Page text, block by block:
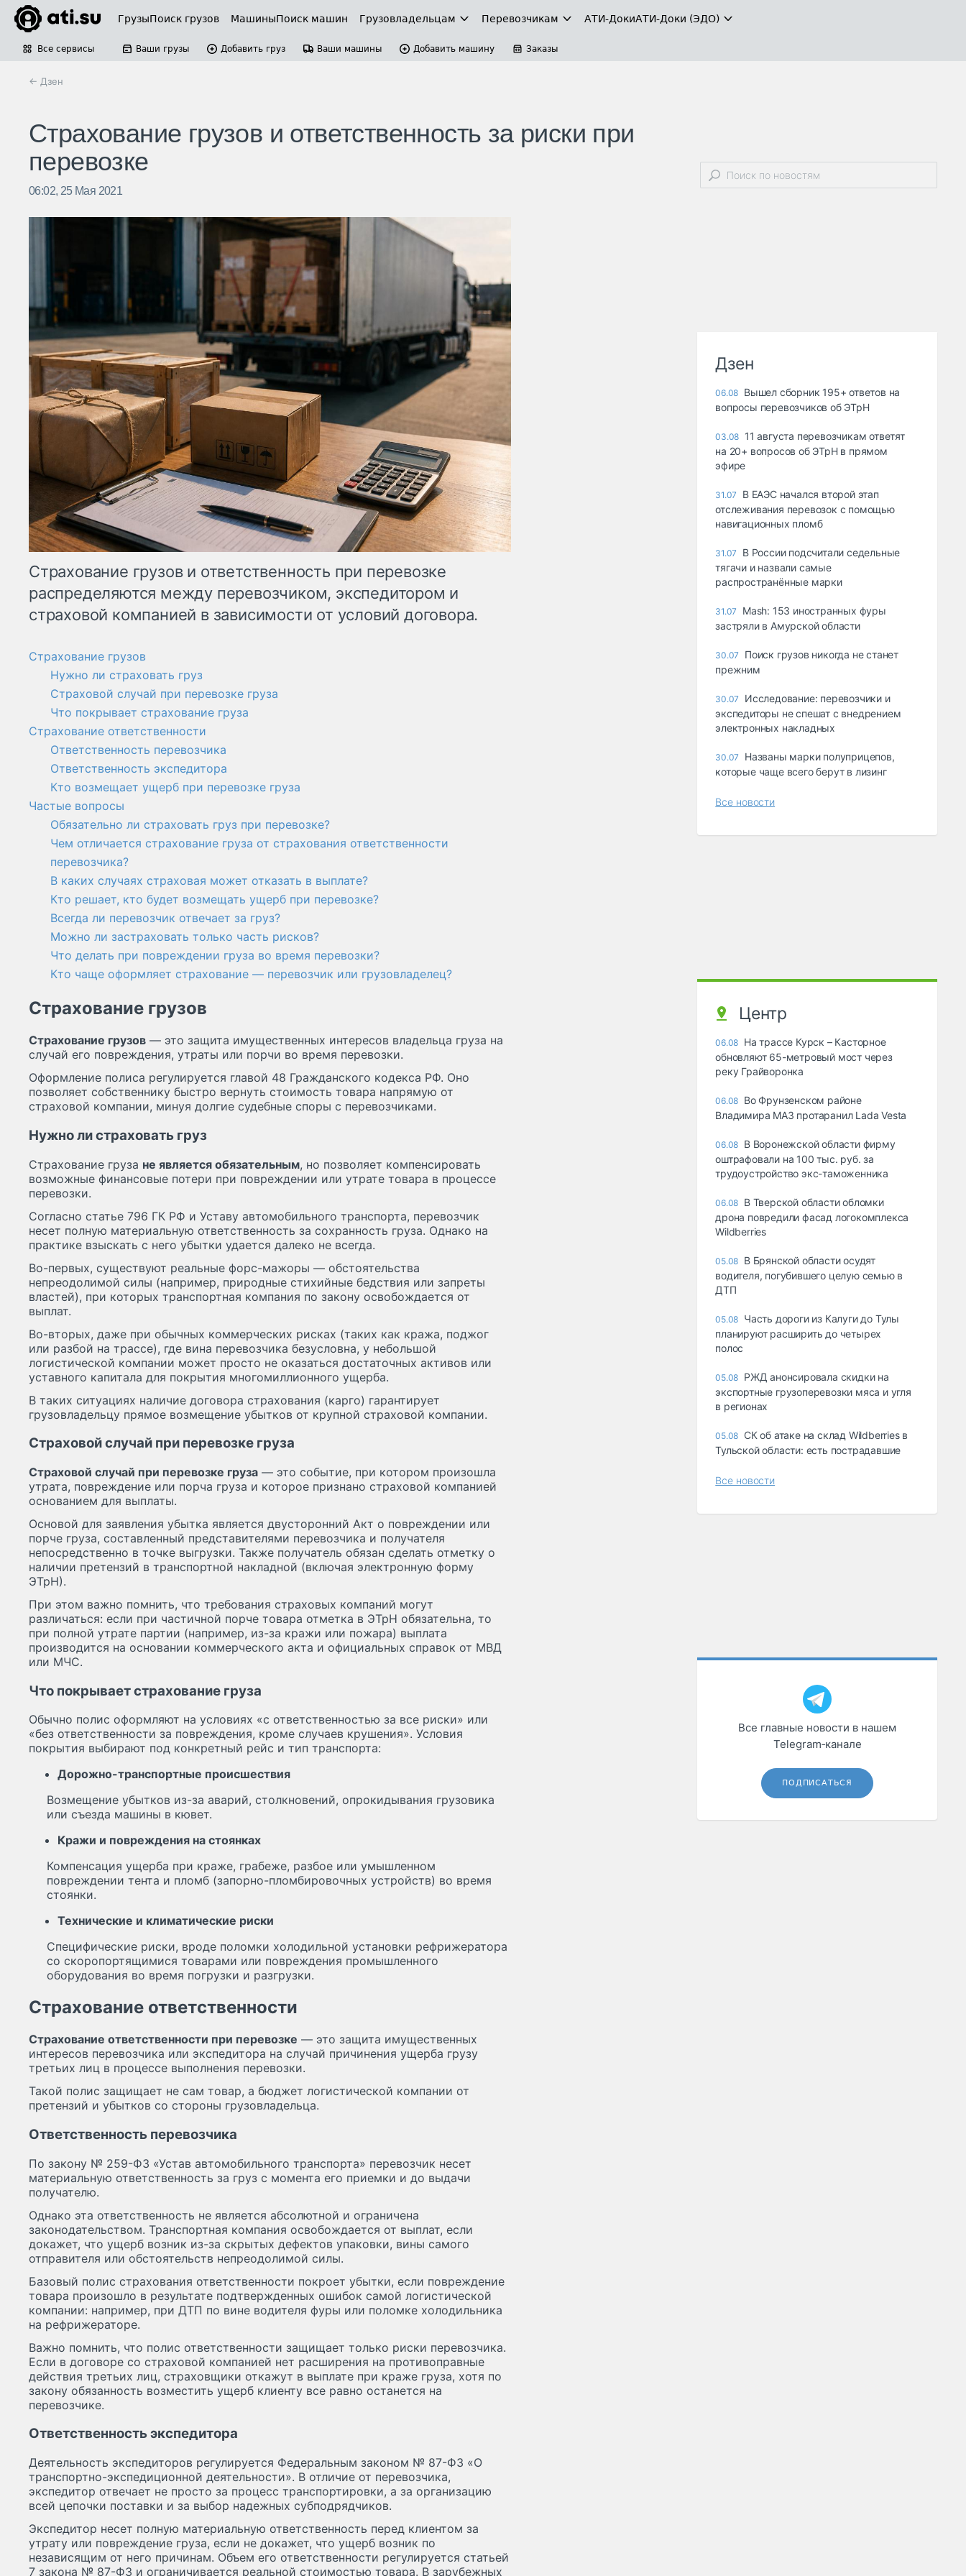
ГрузыПоиск грузов МашиныПоиск машин Грузовладельцам Перевозчикам АТИ-ДокиАТИ-Доки (ЭДО)
Все сервисы Ваши грузы Добавить груз Ваши машины Добавить машину Заказы
← Дзен
Страхование грузов и ответственность за риски при
перевозке
06:02, 25 Мая 2021
Страхование грузов и ответственность при перевозке
распределяются между перевозчиком, экспедитором и
страховой компанией в зависимости от условий договора.
Страхование грузов
Нужно ли страховать груз
Страховой случай при перевозке груза
Что покрывает страхование груза
Страхование ответственности
Ответственность перевозчика
Ответственность экспедитора
Кто возмещает ущерб при перевозке груза
Частые вопросы
Обязательно ли страховать груз при перевозке?
Чем отличается страхование груза от страхования ответственности
перевозчика?
В каких случаях страховая может отказать в выплате?
Кто решает, кто будет возмещать ущерб при перевозке?
Всегда ли перевозчик отвечает за груз?
Можно ли застраховать только часть рисков?
Что делать при повреждении груза во время перевозки?
Кто чаще оформляет страхование — перевозчик или грузовладелец?
Страхование грузов
Страхование грузов — это защита имущественных интересов владельца груза на
случай его повреждения, утраты или порчи во время перевозки.
Оформление полиса регулируется главой 48 Гражданского кодекса РФ. Оно
позволяет собственнику быстро вернуть стоимость товара напрямую от
страховой компании, минуя долгие судебные споры с перевозчиками.
Нужно ли страховать груз
Страхование груза не является обязательным, но позволяет компенсировать
возможные финансовые потери при повреждении или утрате товара в процессе
перевозки.
Согласно статье 796 ГК РФ и Уставу автомобильного транспорта, перевозчик
несет полную материальную ответственность за сохранность груза. Однако на
практике взыскать с него убытки удается далеко не всегда.
Во-первых, существуют реальные форс-мажоры — обстоятельства
непреодолимой силы (например, природные стихийные бедствия или запреты
властей), при которых транспортная компания по закону освобождается от
выплат.
Во-вторых, даже при обычных коммерческих рисках (таких как кража, поджог
или разбой на трассе), где вина перевозчика безусловна, у небольшой
логистической компании может просто не оказаться достаточных активов или
уставного капитала для покрытия многомиллионного ущерба.
В таких ситуациях наличие договора страхования (карго) гарантирует
грузовладельцу прямое возмещение убытков от крупной страховой компании.
Страховой случай при перевозке груза
Страховой случай при перевозке груза — это событие, при котором произошла
утрата, повреждение или порча груза и которое признано страховой компанией
основанием для выплаты.
Основой для заявления убытка является двусторонний Акт о повреждении или
порче груза, составленный представителями перевозчика и получателя
непосредственно в точке выгрузки. Также получатель обязан сделать отметку о
наличии претензий в транспортной накладной (включая электронную форму
ЭТрН).
При этом важно помнить, что требования страховых компаний могут
различаться: если при частичной порче товара отметка в ЭТрН обязательна, то
при полной утрате партии (например, из-за кражи или пожара) выплата
производится на основании коммерческого акта и официальных справок от МВД
или МЧС.
Что покрывает страхование груза
Обычно полис оформляют на условиях «с ответственностью за все риски» или
«без ответственности за повреждения, кроме случаев крушения». Условия
покрытия выбирают под конкретный рейс и тип транспорта:
Дорожно-транспортные происшествия
Возмещение убытков из-за аварий, столкновений, опрокидывания грузовика
или съезда машины в кювет.
Кражи и повреждения на стоянках
Компенсация ущерба при краже, грабеже, разбое или умышленном
повреждении тента и пломб (запорно-пломбировочных устройств) во время
стоянки.
Технические и климатические риски
Специфические риски, вроде поломки холодильной установки рефрижератора
со скоропортящимися товарами или повреждения промышленного
оборудования во время погрузки и разгрузки.
Страхование ответственности
Страхование ответственности при перевозке — это защита имущественных
интересов перевозчика или экспедитора на случай причинения ущерба грузу
третьих лиц в процессе выполнения перевозки.
Такой полис защищает не сам товар, а бюджет логистической компании от
претензий и убытков со стороны грузовладельца.
Ответственность перевозчика
По закону № 259-ФЗ «Устав автомобильного транспорта» перевозчик несет
материальную ответственность за груз с момента его приемки и до выдачи
получателю.
Однако эта ответственность не является абсолютной и ограничена
законодательством. Транспортная компания освобождается от выплат, если
докажет, что ущерб возник из-за скрытых дефектов упаковки, вины самого
отправителя или обстоятельств непреодолимой силы.
Базовый полис страхования ответственности покроет убытки, если повреждение
товара произошло в результате подтвержденных ошибок самой логистической
компании: например, при ДТП по вине водителя фуры или поломке холодильника
на рефрижераторе.
Важно помнить, что полис ответственности защищает только риски перевозчика.
Если в договоре со страховой компанией нет расширения на противоправные
действия третьих лиц, страховщики откажут в выплате при краже груза, хотя по
закону обязанность возместить ущерб клиенту все равно останется на
перевозчике.
Ответственность экспедитора
Деятельность экспедиторов регулируется Федеральным законом № 87-ФЗ «О
транспортно-экспедиционной деятельности». В отличие от перевозчика,
экспедитор отвечает не просто за процесс транспортировки, а за организацию
всей цепочки поставки и за выбор надежных субподрядчиков.
Экспедитор несет полную материальную ответственность перед клиентом за
утрату или повреждение груза, если не докажет, что ущерб возник по
независящим от него причинам. Объем его ответственности регулируется статьей
7 закона № 87-ФЗ и ограничивается реальной стоимостью товара. В зарубежных
Дзен
06.08 Вышел сборник 195+ ответов на
вопросы перевозчиков об ЭТрН
03.08 11 августа перевозчикам ответят
на 20+ вопросов об ЭТрН в прямом
эфире
31.07
В ЕАЭС начался второй этап
отслеживания перевозок с помощью
навигационных пломб
31.07
В России подсчитали седельные
тягачи и назвали самые
распространённые марки
31.07
Mash: 153 иностранных фуры
застряли в Амурской области
30.07
Поиск грузов никогда не станет
прежним
30.07
Исследование: перевозчики и
экспедиторы не спешат с внедрением
электронных накладных
30.07
Названы марки полуприцепов,
которые чаще всего берут в лизинг
Все новости
Центр
06.08 На трассе Курск – Касторное
обновляют 65-метровый мост через
реку Грайворонка
06.08 Во Фрунзенском районе
Владимира МАЗ протаранил Lada Vesta
06.08 В Воронежской области фирму
оштрафовали на 100 тыс. руб. за
трудоустройство экс-таможенника
06.08 В Тверской области обломки
дрона повредили фасад логокомплекса
Wildberries
05.08 В Брянской области осудят
водителя, погубившего целую семью в
ДТП
05.08 Часть дороги из Калуги до Тулы
планируют расширить до четырех
полос
05.08 РЖД анонсировала скидки на
экспортные грузоперевозки мяса и угля
в регионах
05.08 СК об атаке на склад Wildberries в
Тульской области: есть пострадавшие
Все новости
Все главные новости в нашем
Telegram‑канале
ПОДПИСАТЬСЯ